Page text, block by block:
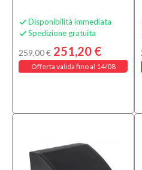
 Disponibilità immediata
 Spedizione gratuita
259,00 € 251,20 €
Offerta valida fino al 14/08